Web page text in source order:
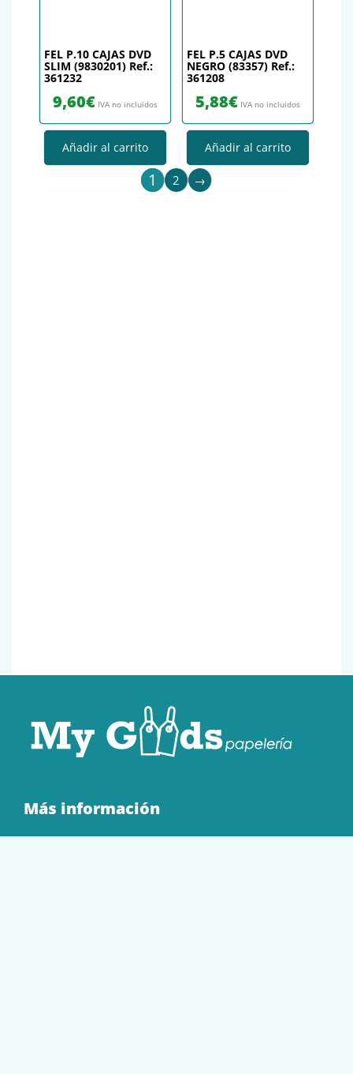
FEL P.10 CAJAS DVD
SLIM (9830201) Ref.:
361232
9,60€ IVA no incluidos
Añadir al carrito
FEL P.5 CAJAS DVD
NEGRO (83357) Ref.:
361208
5,88€ IVA no incluidos
Añadir al carrito
1 2 →
Más información